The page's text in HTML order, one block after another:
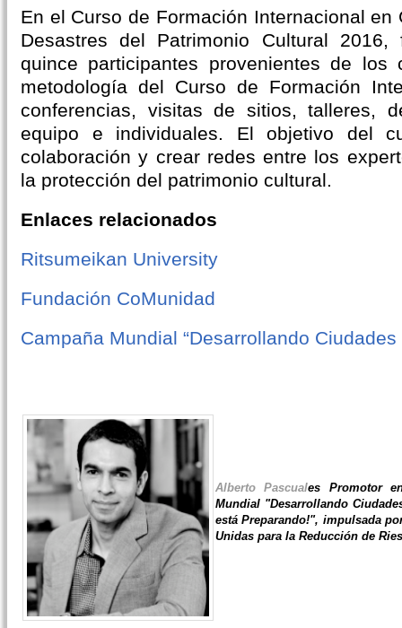
En el Curso de Formación Internacional en
Desastres del Patrimonio Cultural 2016,
quince participantes provenientes de los
metodología del Curso de Formación
conferencias, visitas de sitios, talleres,
equipo e individuales. El objetivo del
colaboración y crear redes entre los
la protección del patrimonio cultural.
Enlaces relacionados
Ritsumeikan University
Fundación CoMunidad
Campaña Mundial “Desarrollando Ciudades
Alberto Pascuales Promotor
Mundial "Desarrollando
está Preparando!", impulsada
Unidas para la Reducción de